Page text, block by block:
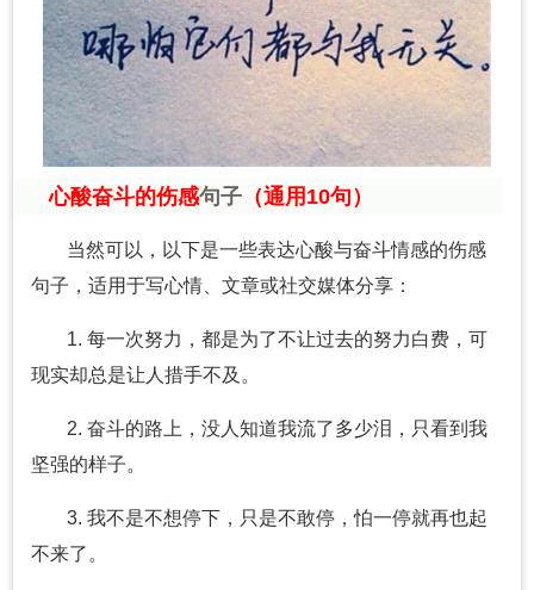
心酸奋斗的伤感句子 （通用10句）
当然可以，以下是一些表达心酸与奋斗情感的伤感
句子，适用于写心情、文章或社交媒体分享：
1. 每一次努力，都是为了不让过去的努力白费，可
现实却总是让人措手不及。
2. 奋斗的路上，没人知道我流了多少泪，只看到我
坚强的样子。
3. 我不是不想停下，只是不敢停，怕一停就再也起
不来了。